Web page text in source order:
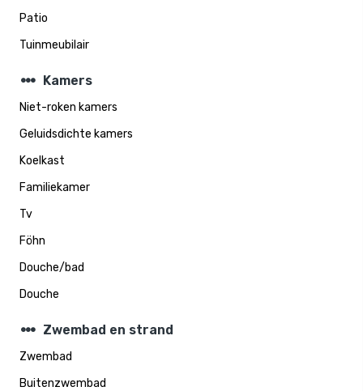
Patio
Tuinmeubilair
steppers Kamers
Niet-roken kamers
Geluidsdichte kamers
Koelkast
Familiekamer
Tv
Föhn
Douche/bad
Douche
steppers Zwembad en strand
Zwembad
Buitenzwembad